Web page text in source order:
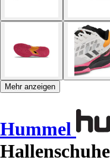
Mehr anzeigen
Hummel